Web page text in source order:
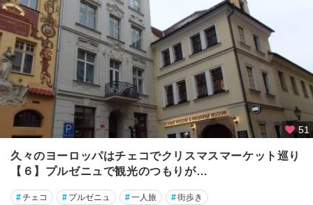
51
久々のヨーロッパはチェコでクリスマスマーケット巡り
【６】プルゼニュで観光のつもりが…
#チェコ # プルゼニュ #一人旅 #街歩き